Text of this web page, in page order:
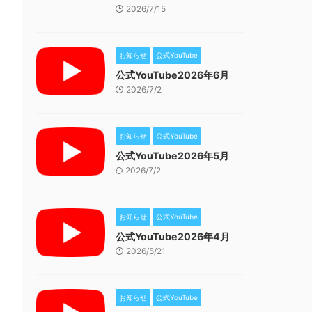
2026/7/15
お知らせ 公式YouTube
公式YouTube2026年6月
2026/7/2
お知らせ 公式YouTube
公式YouTube2026年5月
2026/7/2
お知らせ 公式YouTube
公式YouTube2026年4月
2026/5/21
お知らせ 公式YouTube